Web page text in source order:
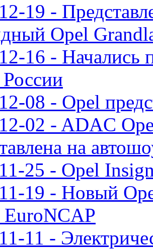
19 -
Opel
16 - Начались
08 - Opel
02 - ADAC
на
25 - Opel
19 - Новый
EuroNCAP
11 -